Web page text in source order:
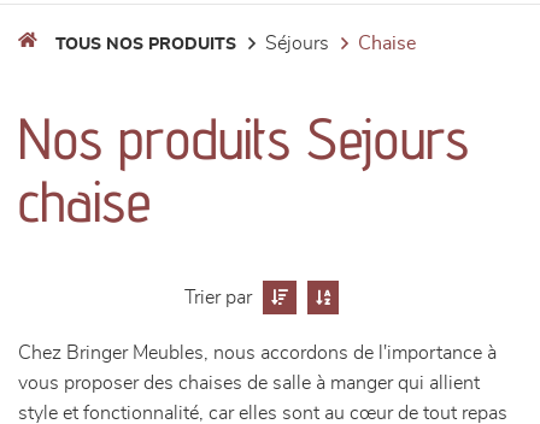
séjours
meubles de complément
chambres et dressing
TOUS NOS PRODUITS séjours chaise
Nos produits Sejours
chaise
Trier par
Chez Bringer Meubles, nous accordons de l'importance à
vous proposer des chaises de salle à manger qui allient
style et fonctionnalité, car elles sont au cœur de tout repas